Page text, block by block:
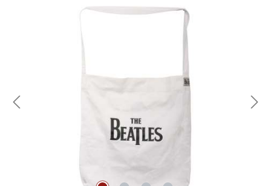
Bildergalerie überspringen